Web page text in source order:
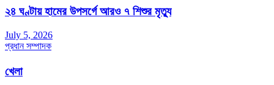
২৪ ঘণ্টায় হামের উপসর্গে আরও ৭ শিশুর মৃত্যু
July 5, 2026
প্রধান সম্পাদক
খেলা